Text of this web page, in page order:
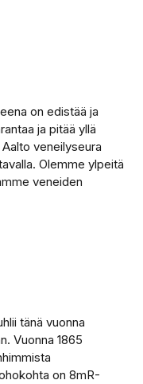
on edistää ja
ja pitää yllä
veneilyseura
Olemme ylpeitä
veneiden
tänä vuonna
Vuonna 1865
on 8mR-